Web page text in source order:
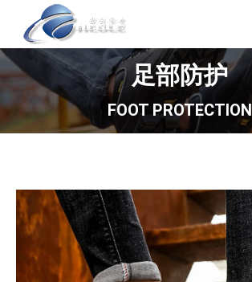
足部防护
FOOT PROTECTION